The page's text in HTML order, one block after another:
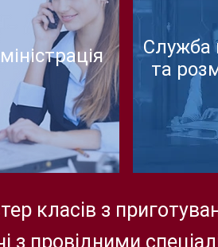
Служба
та
класів з
з провідними